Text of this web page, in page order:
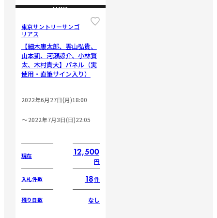
CLOSE
東京サントリーサンゴ
リアス
【細木康太郎、雲山弘貴、
山本凱、河瀬諒介、小林賢
太、木村貴大】パネル（実
使用・直筆サイン入り）
2022年6月27日(月)18:00
2022年7月3日(日)22:05
現在 12,500
円
入札件数 18件
残り日数 なし